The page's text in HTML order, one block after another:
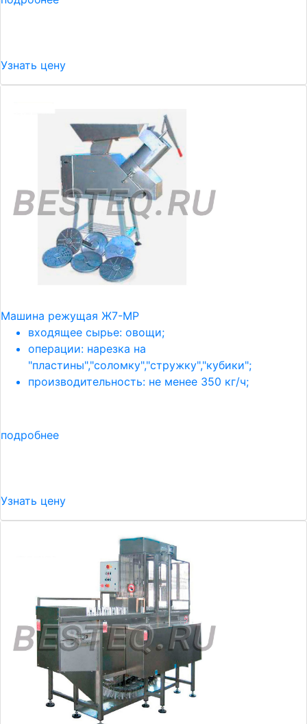
Узнать цену
Машина режущая Ж7-МР
входящее сырье: овощи;
операции: нарезка на
"пластины","соломку","стружку","кубики";
производительность: не менее 350 кг/ч;
подробнее
Узнать цену